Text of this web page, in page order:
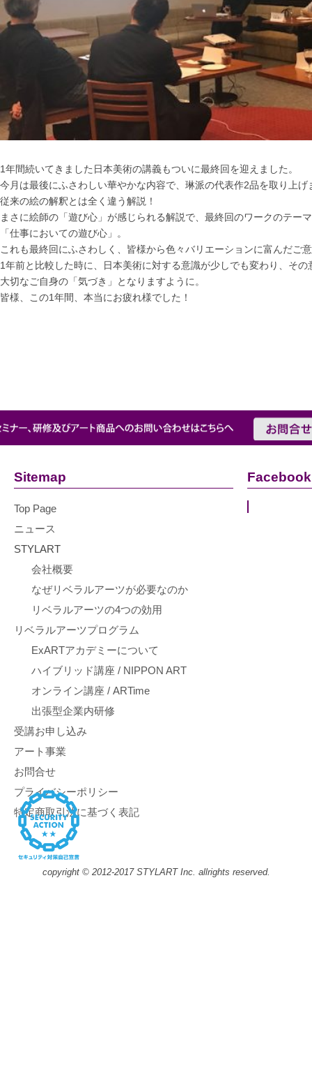
1年間続いてきました日本美術の講義もついに最終回を迎えました。
今月は最後にふさわしい華やかな内容で、琳派の代表作2品を取り上げ
従来の絵の解釈とは全く違う解説！
まさに絵師の「遊び心」が感じられる解説で、最終回のワークのテー
「仕事においての遊び心」。
これも最終回にふさわしく、皆様から色々バリエーションに富んだご
1年前と比較した時に、日本美術に対する意識が少しでも変わり、その
大切なご自身の「気づき」となりますように。
皆様、この1年間、本当にお疲れ様でした！
Sitemap
Top Page
ニュース
STYLART
会社概要
なぜリベラルアーツが必要なのか
リベラルアーツの4つの効用
リベラルアーツプログラム
ExARTアカデミーについて
ハイブリッド講座 / NIPPON ART
オンライン講座 / ARTime
出張型企業内研修
受講お申し込み
アート事業
お問合せ
プライバシーポリシー
特定商取引法に基づく表記
copyright © 2012-2017 STYLART Inc. allrights reserved.